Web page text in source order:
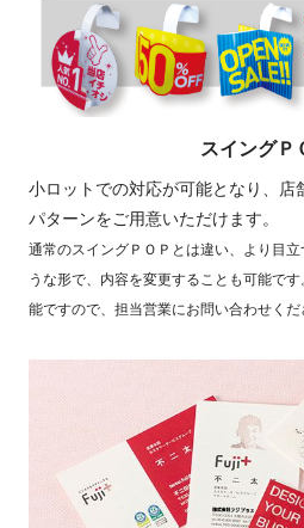
スイングＰ
小ロットでの対応が可能となり、店
パターンをご用意いただけます。
通常のスイングＰＯＰとは違い、より目
うな形で、内容を変更することも可能で
能ですので、担当営業にお問い合わせくだ